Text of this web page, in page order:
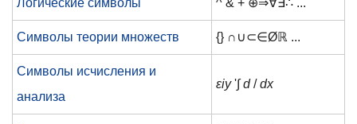
Логические символы ^ & + ⊕⇒∀∃∴ ...
Символы теории множеств {} ∩∪⊂∈Øℝ ...
Символы исчисления и
анализа
εiy'∫d/dx